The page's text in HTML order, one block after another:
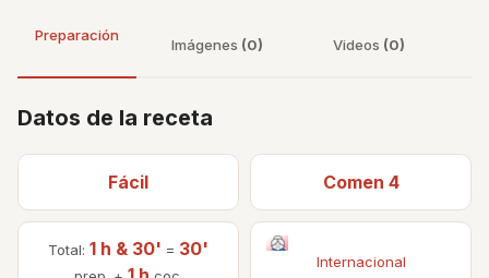
Preparación
Imágenes (0) Videos (0)
Datos de la receta
Fácil Comen 4
Total: 1 h & 30' = 30'
Internacional